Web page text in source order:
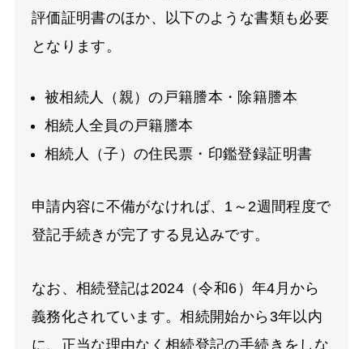
評価証明書のほか、以下のような書類も必要
となります。
被相続人（親）の戸籍謄本・除籍謄本
相続人全員の戸籍謄本
相続人（子）の住民票・印鑑登録証明書
申請内容に不備がなければ、1～2週間程度で
登記手続きが完了する見込みです。
なお、相続登記は2024（令和6）年4月から
義務化されています。相続開始から3年以内
に、正当な理由なく相続登記の手続きをしな